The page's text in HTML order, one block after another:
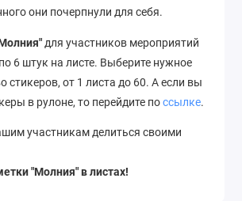
они почерпнули для себя.
для участников мероприятий
6 штук на листе. Выберите нужное
стикеров, от 1 листа до 60. А если вы
в рулоне, то перейдите поссылке.
участникам делиться своими
"Молния" в листах!